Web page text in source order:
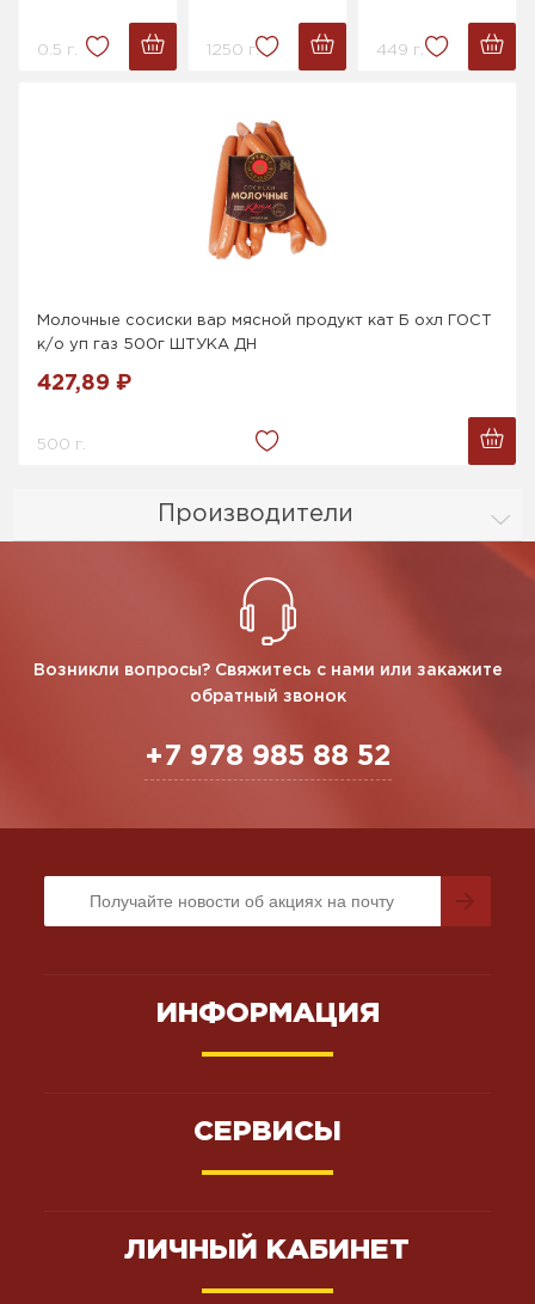
Производители
0.5 г. 1250 г. 449 г.
Молочные сосиски вар мясной продукт кат Б охл ГОСТ
к/о уп газ 500г ШТУКА ДН
427,89 ₽
500 г.
Возникли вопросы? Свяжитесь с нами или закажите
обратный звонок
+7 978 985 88 52
ИНФОРМАЦИЯ
СЕРВИСЫ
ЛИЧНЫЙ КАБИНЕТ